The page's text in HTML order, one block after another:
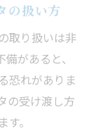
の扱い方
取り扱いは非
があると、
恐れがありま
の受け渡し方
。